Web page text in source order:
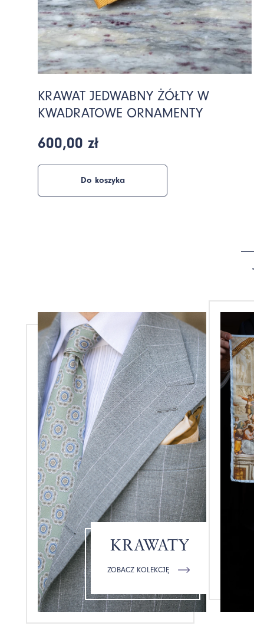
KRAWAT JEDWABNY ŻÓŁTY W
KWADRATOWE ORNAMENTY
600,00 zł
Do koszyka
KRAWATY
ZOBACZ KOLEKCJĘ